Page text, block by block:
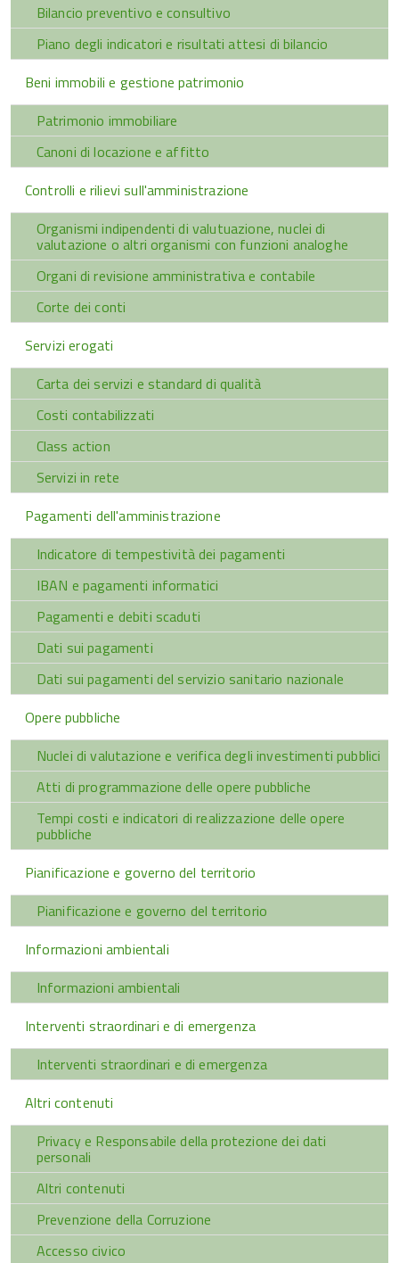
Bilancio preventivo e consultivo
Piano degli indicatori e risultati attesi di bilancio
Beni immobili e gestione patrimonio
Patrimonio immobiliare
Canoni di locazione e affitto
Controlli e rilievi sull'amministrazione
Organismi indipendenti di valutuazione, nuclei di
valutazione o altri organismi con funzioni analoghe
Organi di revisione amministrativa e contabile
Corte dei conti
Servizi erogati
Carta dei servizi e standard di qualità
Costi contabilizzati
Class action
Servizi in rete
Pagamenti dell'amministrazione
Indicatore di tempestività dei pagamenti
IBAN e pagamenti informatici
Pagamenti e debiti scaduti
Dati sui pagamenti
Dati sui pagamenti del servizio sanitario nazionale
Opere pubbliche
Nuclei di valutazione e verifica degli investimenti pubblici
Atti di programmazione delle opere pubbliche
Tempi costi e indicatori di realizzazione delle opere
pubbliche
Pianificazione e governo del territorio
Pianificazione e governo del territorio
Informazioni ambientali
Informazioni ambientali
Interventi straordinari e di emergenza
Interventi straordinari e di emergenza
Altri contenuti
Privacy e Responsabile della protezione dei dati
personali
Altri contenuti
Prevenzione della Corruzione
Accesso civico